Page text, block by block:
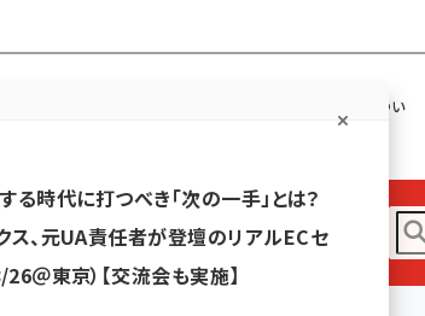
ネッ担につい
す セミナー／イベント から探す
時代に打つべき「次の一手」とは？
ス、元UA責任者が登壇のリアルECセ
26＠東京）【交流会も実施】